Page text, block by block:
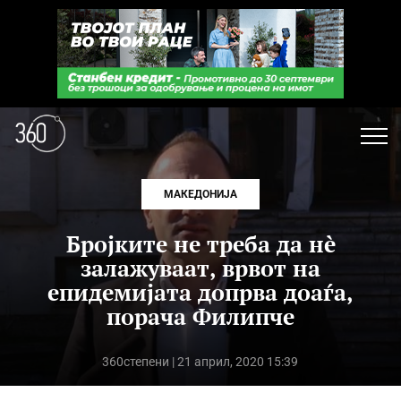
МАКЕДОНИЈА
Бројките не треба да нè
залажуваат, врвот на
епидемијата допрва доаѓа,
порача Филипче
360степени | 21 април, 2020 15:39